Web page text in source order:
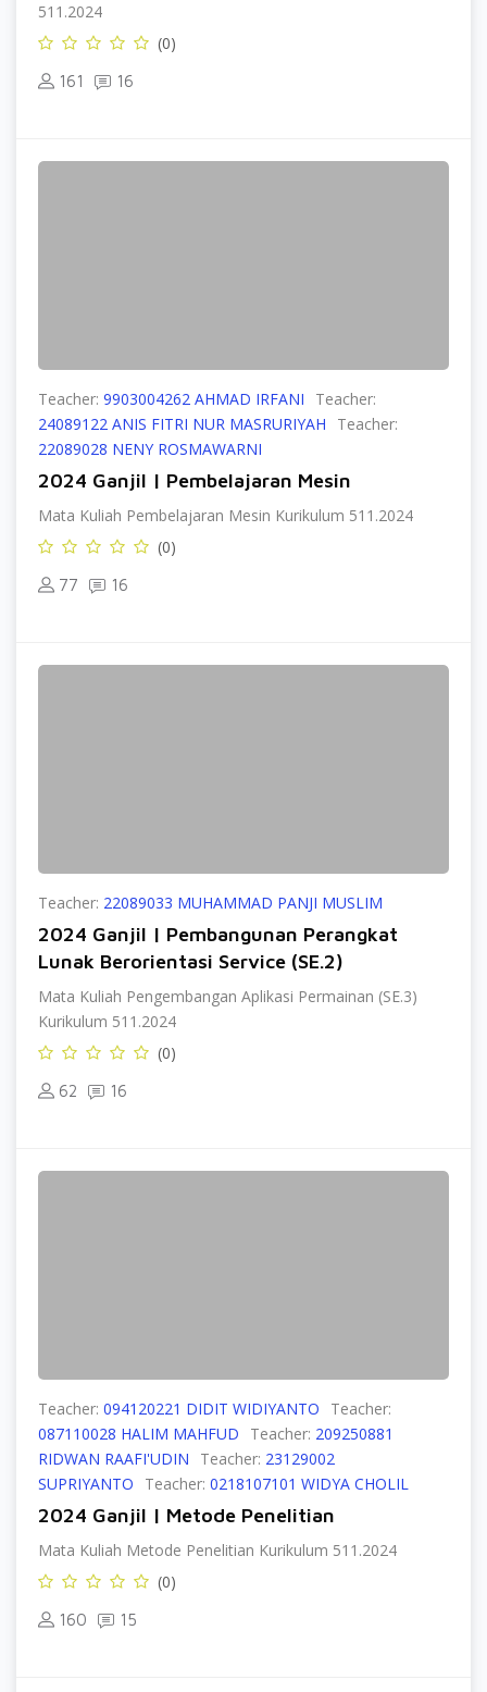
511.2024
(0)
161 16
Teacher: 9903004262 AHMAD IRFANI
Teacher:
24089122 ANIS FITRI NUR MASRURIYAH
Teacher:
22089028 NENY ROSMAWARNI
2024 Ganjil | Pembelajaran Mesin
Mata Kuliah Pembelajaran Mesin Kurikulum 511.2024
(0)
77 16
Teacher: 22089033 MUHAMMAD PANJI MUSLIM
2024 Ganjil | Pembangunan Perangkat
Lunak Berorientasi Service (SE.2)
Mata Kuliah Pengembangan Aplikasi Permainan (SE.3)
Kurikulum 511.2024
(0)
62 16
Teacher: 094120221 DIDIT WIDIYANTO
Teacher:
087110028 HALIM MAHFUD
Teacher: 209250881
RIDWAN RAAFI'UDIN
Teacher: 23129002
SUPRIYANTO
Teacher: 0218107101 WIDYA CHOLIL
2024 Ganjil | Metode Penelitian
Mata Kuliah Metode Penelitian Kurikulum 511.2024
(0)
160 15